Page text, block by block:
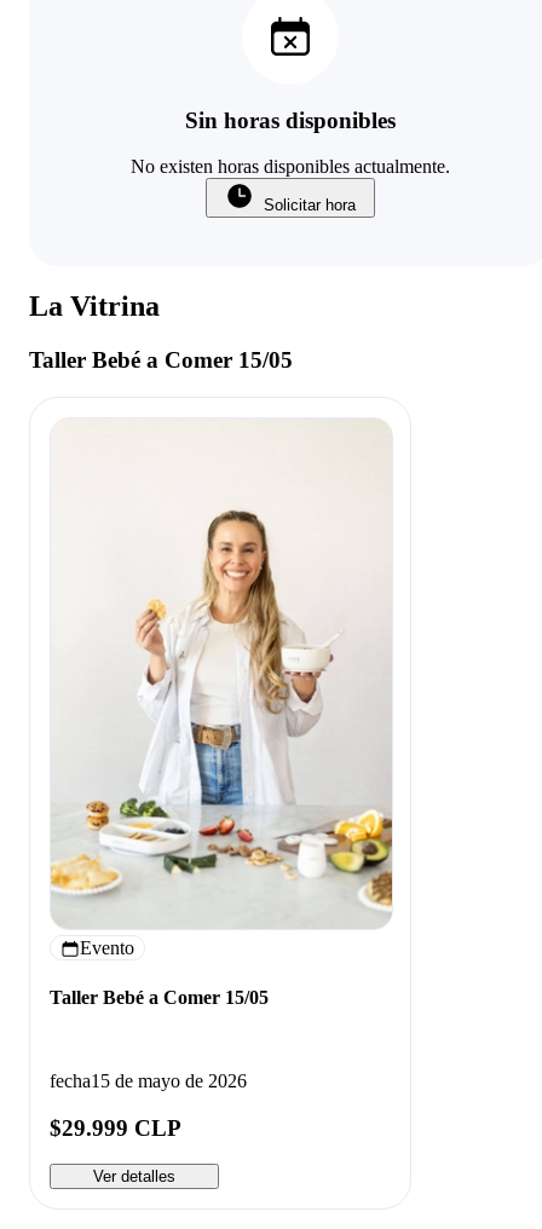
Sin horas disponibles
No existen horas disponibles actualmente.
Solicitar hora
La Vitrina
Taller Bebé a Comer 15/05
Evento
Taller Bebé a Comer 15/05
fecha15 de mayo de 2026
$29.999 CLP
Ver detalles